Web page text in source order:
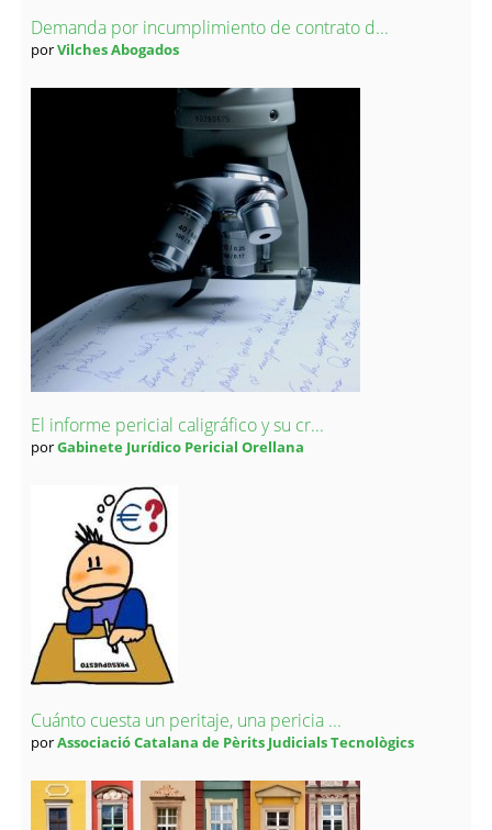
Demanda por incumplimiento de contrato d...
porVilches Abogados
El informe pericial caligráfico y su cr...
porGabinete Jurídico Pericial Orellana
Cuánto cuesta un peritaje, una pericia ...
porAssociació Catalana de Pèrits Judicials Tecnològics